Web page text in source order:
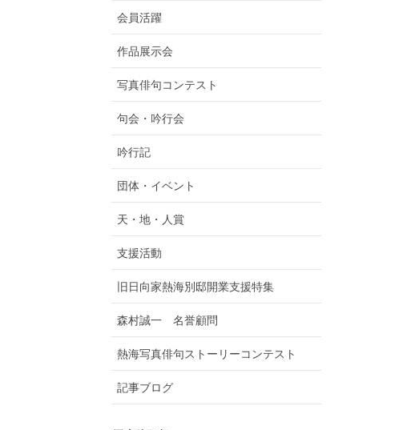
会員活躍
作品展示会
写真俳句コンテスト
句会・吟行会
吟行記
団体・イベント
天・地・人賞
支援活動
旧日向家熱海別邸開業支援特集
森村誠一 名誉顧問
熱海写真俳句ストーリーコンテスト
記事ブログ